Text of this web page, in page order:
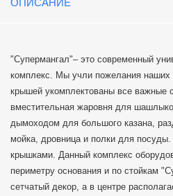
ОПИСАНИЕ
"Супермангал"– это современный
комплекс. Мы учли пожелания наших
крышей укомплектованы все важные
вместительная жаровня для
дымоходом для большого казана,
мойка, дровница и полки для
крышками. Данный комплекс
периметру основания и по стойкам
сетчатый декор, а в центре